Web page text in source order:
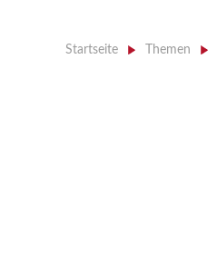
Startseite > Themen >